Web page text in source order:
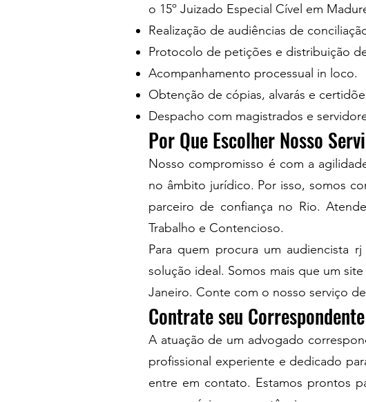
o 15º Juizado Especial Cível em
Realização de audiências de
Protocolo de petições e distribuição
Acompanhamento processual in loco.
Obtenção de cópias, alvarás e
Despacho com magistrados e
Por Que Escolher Nosso
Nosso compromisso é com a
no âmbito jurídico. Por isso, somos
parceiro de confiança no Rio.
Trabalho e Contencioso.
Para quem procura um audiencista
solução ideal. Somos mais que um
Janeiro. Conte com o nosso serviço
Contrate seu
A atuação de um advogado
profissional experiente e dedicado
entre em contato. Estamos prontos